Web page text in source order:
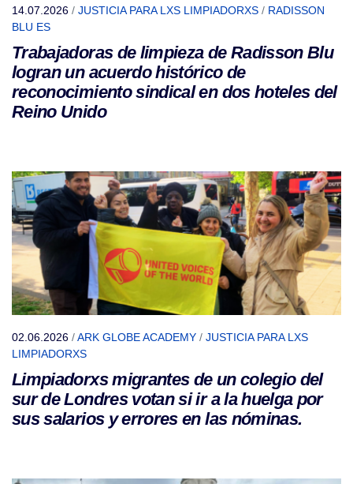
14.07.2026 / JUSTICIA PARA LXS LIMPIADORXS / RADISSON
BLU ES
Trabajadoras de limpieza de Radisson Blu
logran un acuerdo histórico de
reconocimiento sindical en dos hoteles del
Reino Unido
02.06.2026 /ARK GLOBE ACADEMY / JUSTICIA PARA LXS
LIMPIADORXS
Limpiadorxs migrantes de un colegio del
sur de Londres votan si ir a la huelga por
sus salarios y errores en las nóminas.